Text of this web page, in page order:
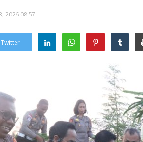
2026 08:57
Twitter